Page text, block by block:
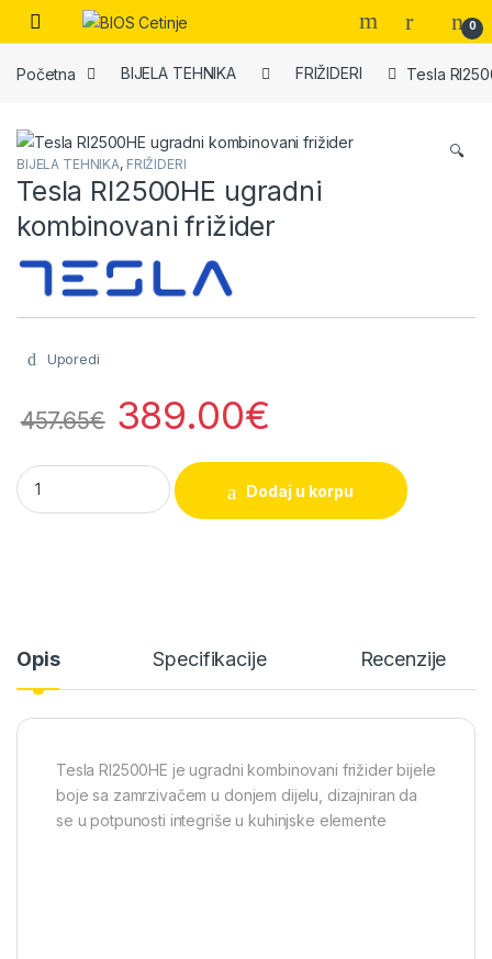
Skip to navigation
Skip to content
Open 0
Početna BIJELA TEHNIKA FRIŽIDERI Tesla
🔍
BIJELA TEHNIKA, FRIŽIDERI
Tesla RI2500HE ugradni
kombinovani frižider
Uporedi
457.65€ 389.00€
Tesla RI2500HE ugradni kombinovani frižider quantity
Dodaj u korpu
Opis Specifikacije Recenzije
Tesla RI2500HE je ugradni kombinovani frižider bijele
boje sa zamrzivačem u donjem dijelu, dizajniran da
se u potpunosti integriše u kuhinjske elemente